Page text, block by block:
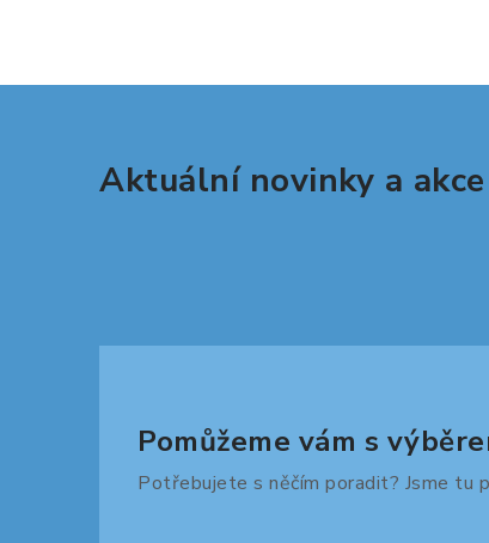
Aktuální novinky a
Pomůžeme vám s
Potřebujete s něčím poradit? Jsme tu